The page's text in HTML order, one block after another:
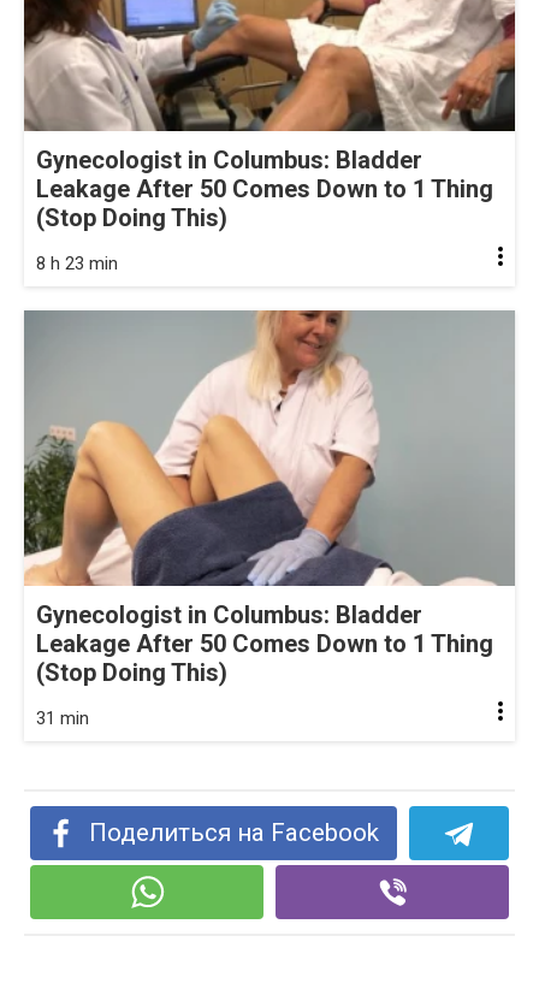
Gynecologist in Columbus: Bladder
Leakage After 50 Comes Down to 1 Thing
(Stop Doing This)
8 h 23 min
Gynecologist in Columbus: Bladder
Leakage After 50 Comes Down to 1 Thing
(Stop Doing This)
31 min
Поделиться на Facebook